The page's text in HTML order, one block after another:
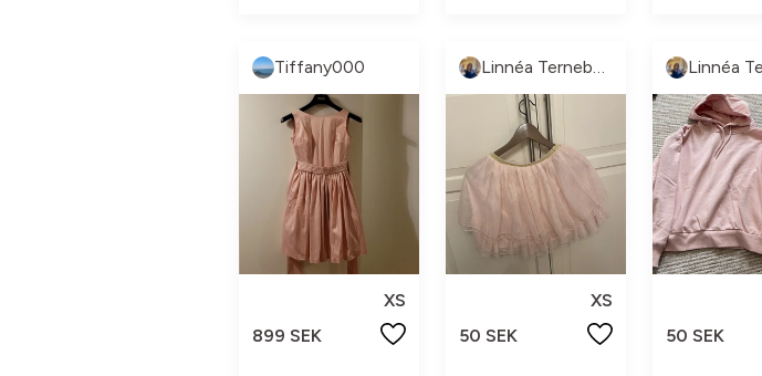
Tiffany000
XS
899 SEK
Linnéa Terneborg
XS
50 SEK
50 SEK